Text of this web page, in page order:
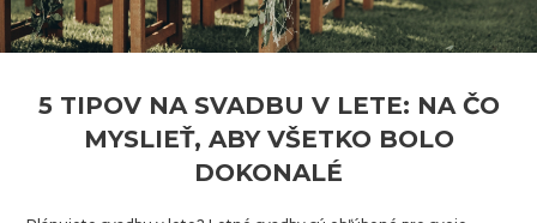
5 TIPOV NA SVADBU V LETE: NA ČO
MYSLIEŤ, ABY VŠETKO BOLO
DOKONALÉ